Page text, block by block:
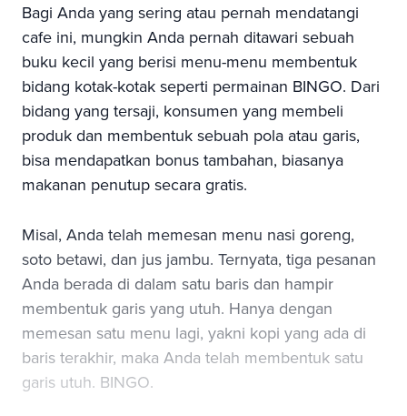
Bagi Anda yang sering atau pernah mendatangi
cafe ini, mungkin Anda pernah ditawari sebuah
buku kecil yang berisi menu-menu membentuk
bidang kotak-kotak seperti permainan BINGO. Dari
bidang yang tersaji, konsumen yang membeli
produk dan membentuk sebuah pola atau garis,
bisa mendapatkan bonus tambahan, biasanya
makanan penutup secara gratis.
Misal, Anda telah memesan menu nasi goreng,
soto betawi, dan jus jambu. Ternyata, tiga pesanan
Anda berada di dalam satu baris dan hampir
membentuk garis yang utuh. Hanya dengan
memesan satu menu lagi, yakni kopi yang ada di
baris terakhir, maka Anda telah membentuk satu
garis utuh. BINGO.